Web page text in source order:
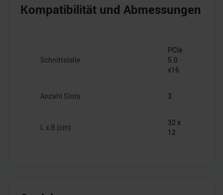
Kompatibilität und Abmessungen
Schnittstelle
PCIe
5.0
x16
Anzahl Slots 3
L x B (cm)
32 x
12